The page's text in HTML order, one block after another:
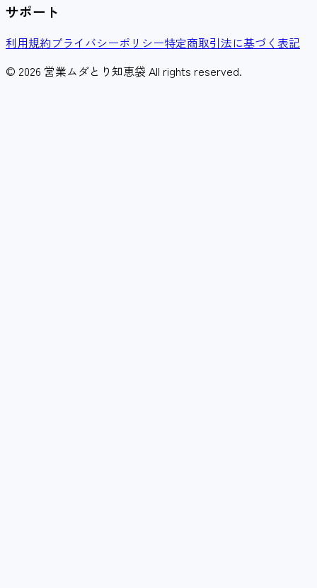
サポート
利用規約プライバシーポリシー特定商取引法に基づく表記
© 2026 営業ムダとり知恵袋 All rights reserved.